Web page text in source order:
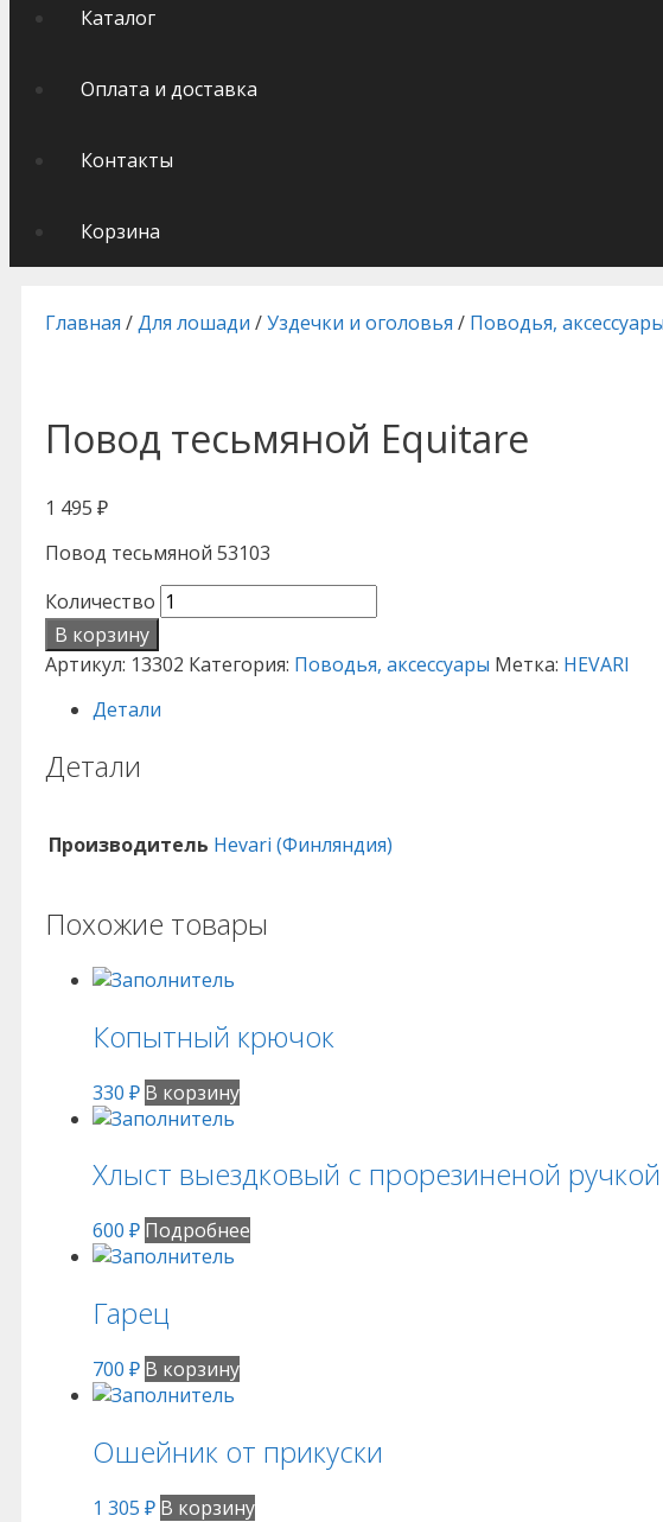
Каталог
Оплата и доставка
Контакты
Корзина
Главная /Для лошади /Уздечки и оголовья / Поводья, аксессуары
Повод тесьмяной Equitare
1 495 ₽
Повод тесьмяной 53103
Количество
В корзину
Артикул: 13302 Категория: Поводья, аксессуары Метка: HEVARI
Детали
Детали
Производитель Hevari (Финляндия)
Похожие товары
Копытный крючок
330 ₽ В корзину
Хлыст выездковый с прорезиненой
600 ₽ Подробнее
Гарец
700 ₽ В корзину
Ошейник от прикуски
1 305 ₽ В корзину